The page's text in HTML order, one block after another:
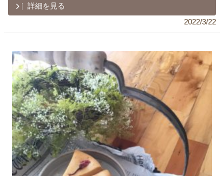
詳細を見る
2022/3/22